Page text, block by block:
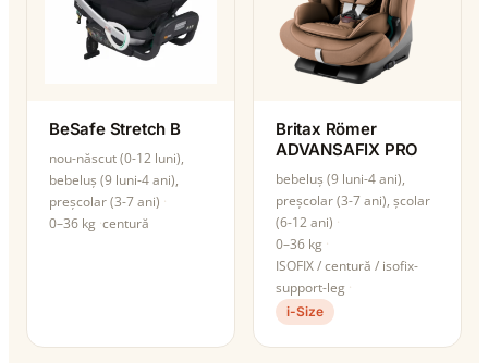
BeSafe Stretch B
nou-născut (0-12 luni),
bebeluș (9 luni-4 ani),
preșcolar (3-7 ani)
0–36 kg centură
Britax Römer
ADVANSAFIX PRO
bebeluș (9 luni-4 ani),
preșcolar (3-7 ani), școlar
(6-12 ani)
0–36 kg
ISOFIX / centură / isofix-
support-leg
i-Size